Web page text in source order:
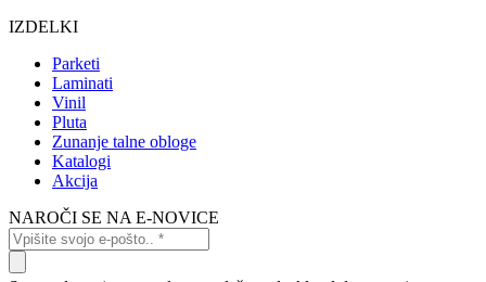
IZDELKI
Parketi
Laminati
Vinil
Pluta
Zunanje talne obloge
Katalogi
Akcija
NAROČI SE NA E-NOVICE